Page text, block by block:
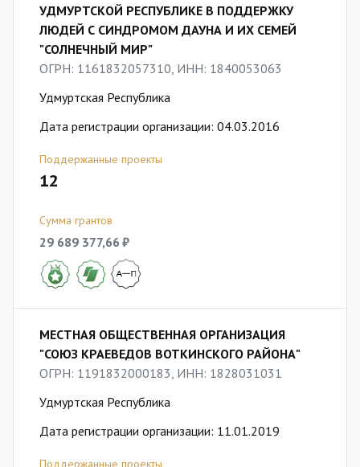
УДМУРТСКОЙ РЕСПУБЛИКЕ В ПОДДЕРЖКУ
ЛЮДЕЙ С СИНДРОМОМ ДАУНА И ИХ СЕМЕЙ
"СОЛНЕЧНЫЙ МИР"
ОГРН: 1161832057310, ИНН: 1840053063
Удмуртская Республика
Дата регистрации организации: 04.03.2016
Поддержанные проекты
12
Сумма грантов
29 689 377,66 ₽
МЕСТНАЯ ОБЩЕСТВЕННАЯ ОРГАНИЗАЦИЯ
"СОЮЗ КРАЕВЕДОВ ВОТКИНСКОГО РАЙОНА"
ОГРН: 1191832000183, ИНН: 1828031031
Удмуртская Республика
Дата регистрации организации: 11.01.2019
Поддержанные проекты